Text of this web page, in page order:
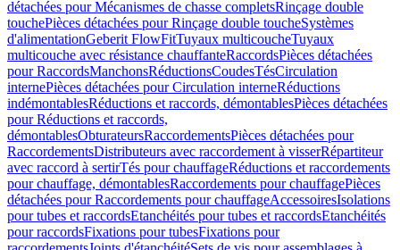
détachées pour Mécanismes de chasse completsRinçage double
touchePièces détachées pour Rinçage double toucheSystèmes
d'alimentationGeberit FlowFitTuyaux multicoucheTuyaux
multicouche avec résistance chauffanteRaccordsPièces détachées
pour RaccordsManchonsRéductionsCoudesTésCirculation
internePièces détachées pour Circulation interneRéductions
indémontablesRéductions et raccords, démontablesPièces détachées
pour Réductions et raccords,
démontablesObturateursRaccordementsPièces détachées pour
RaccordementsDistributeurs avec raccordement à visserRépartiteur
avec raccord à sertirTés pour chauffageRéductions et raccordements
pour chauffage, démontablesRaccordements pour chauffagePièces
détachées pour Raccordements pour chauffageAccessoiresIsolations
pour tubes et raccordsEtanchéités pour tubes et raccordsEtanchéités
pour raccordsFixations pour tubesFixations pour